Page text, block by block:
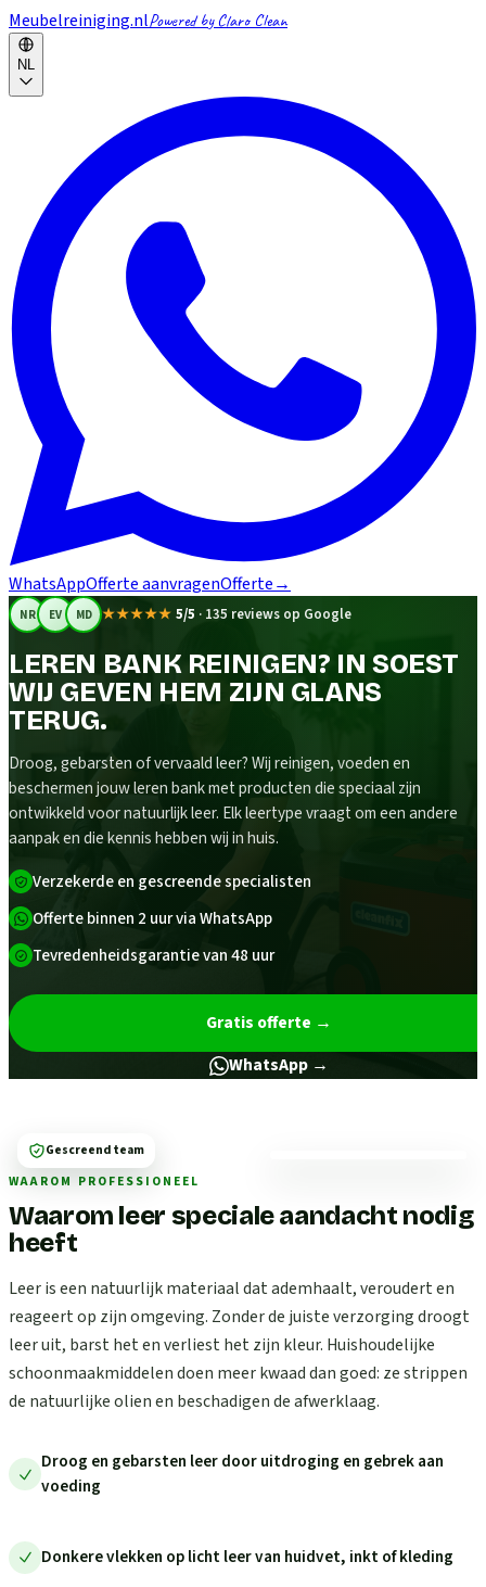
Meubelreiniging.nlPowered by Claro Clean
NL
WhatsAppOfferte aanvragenOfferte→
NR EV MD ★★★★★ 5/5 · 135 reviews op Google
LEREN BANK REINIGEN? IN SOEST
WIJ GEVEN HEM ZIJN GLANS
TERUG.
Droog, gebarsten of vervaald leer? Wij reinigen, voeden en
beschermen jouw leren bank met producten die speciaal zijn
ontwikkeld voor natuurlijk leer. Elk leertype vraagt om een andere
aanpak en die kennis hebben wij in huis.
Verzekerde en gescreende specialisten
Offerte binnen 2 uur via WhatsApp
Tevredenheidsgarantie van 48 uur
Gratis offerte →
WhatsApp →
WAAROM PROFESSIONEEL
Waarom leer speciale aandacht nodig
heeft
Leer is een natuurlijk materiaal dat ademhaalt, veroudert en
reageert op zijn omgeving. Zonder de juiste verzorging droogt
leer uit, barst het en verliest het zijn kleur. Huishoudelijke
schoonmaakmiddelen doen meer kwaad dan goed: ze strippen
de natuurlijke olien en beschadigen de afwerklaag.
Droog en gebarsten leer door uitdroging en gebrek aan
voeding
Donkere vlekken op licht leer van huidvet, inkt of kleding
Gescreend team